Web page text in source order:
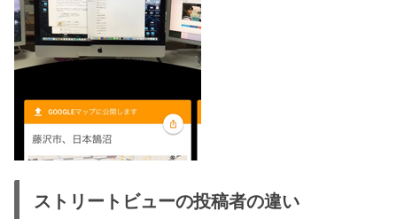
ストリートビューの投稿者の違い